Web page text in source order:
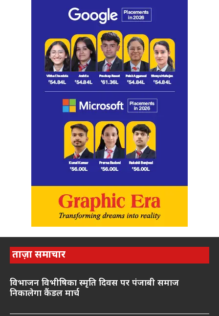
ताज़ा समाचार
विभाजन विभीषिका स्मृति दिवस पर पंजाबी समाज
निकालेगा कैंडल मार्च